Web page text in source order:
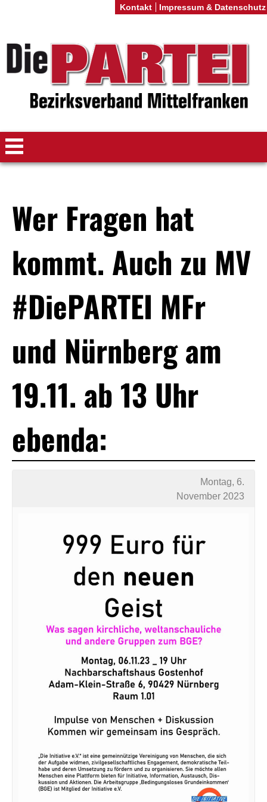
Wer Fragen hat
kommt. Auch zu MV
#DiePARTEI MFr
und Nürnberg am
19.11. ab 13 Uhr
ebenda:
Montag, 6.
November 2023
Kontakt Impressum & Datenschutz